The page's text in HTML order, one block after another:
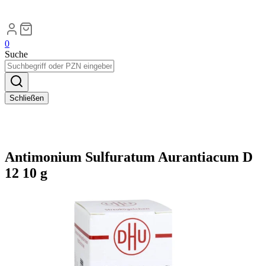
0
Suche
Schließen
Antimonium Sulfuratum Aurantiacum D
12 10 g